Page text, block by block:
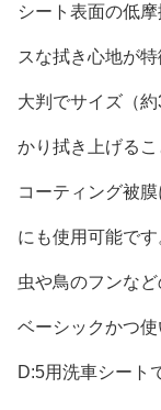
シート表面の低
スな拭き心地が特
大判でサイズ（
かり拭き上げるこ
コーティング被
にも使用可能です
虫や鳥のフンなど
ベーシックかつ
D:5用洗車シート